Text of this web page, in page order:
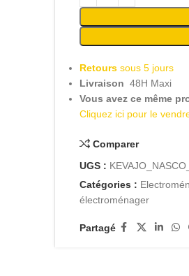
Retours sous 5 jours
Livraison 48H Maxi
Vous avez ce même
Cliquez ici pour le
Comparer
UGS :
Catégories :
électroménager
Partagé